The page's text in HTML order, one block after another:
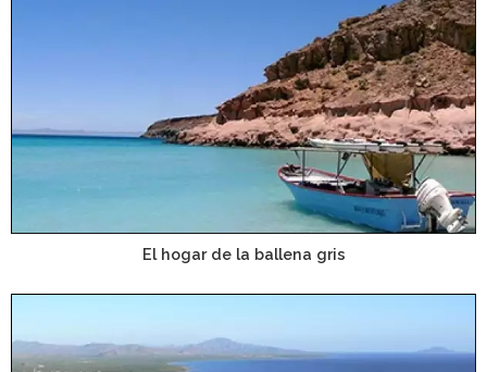
El hogar de la ballena gris